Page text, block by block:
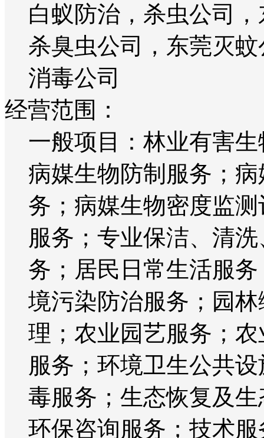
白蚁防治，杀虫公司
杀臭虫公司，东莞灭
消毒公司
经营范围：
一般项目：林业有害
病媒生物防制服务；
务；病媒生物密度监
服务；专业保洁、清
务；居民日常生活服
境污染防治服务；园
理；农业园艺服务；
服务；环境卫生公共
毒服务；生态恢复及
环保咨询服务；技术